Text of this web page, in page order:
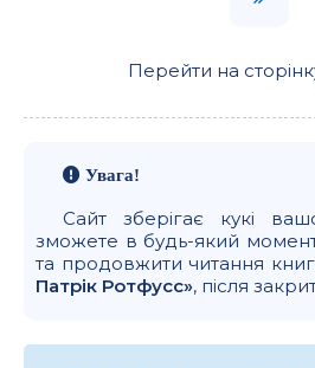
Перейти на
Увага!
Сайт зберігає кукі
зможете в будь-який
та продовжити читання
Патрік Ротфусс», після